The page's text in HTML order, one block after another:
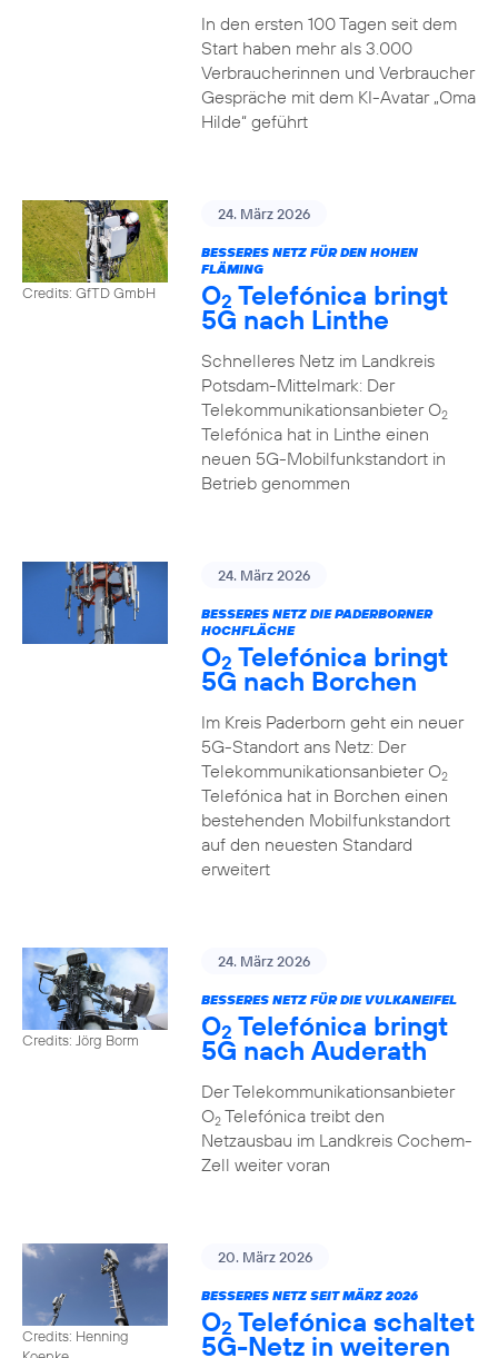
In den ersten 100 Tagen seit dem
Start haben mehr als 3.000
Verbraucherinnen und Verbraucher
Gespräche mit dem KI-Avatar „Oma
Hilde“ geführt
Credits: GfTD GmbH
24. März 2026
BESSERES NETZ FÜR DEN HOHEN
FLÄMING
O2 Telefónica bringt
5G nach Linthe
Schnelleres Netz im Landkreis
Potsdam-Mittelmark: Der
Telekommunikationsanbieter O2
Telefónica hat in Linthe einen
neuen 5G-Mobilfunkstandort in
Betrieb genommen
24. März 2026
BESSERES NETZ DIE PADERBORNER
HOCHFLÄCHE
O2 Telefónica bringt
5G nach Borchen
Im Kreis Paderborn geht ein neuer
5G-Standort ans Netz: Der
Telekommunikationsanbieter O2
Telefónica hat in Borchen einen
bestehenden Mobilfunkstandort
auf den neuesten Standard
erweitert
Credits: Jörg Borm
24. März 2026
BESSERES NETZ FÜR DIE VULKANEIFEL
O2 Telefónica bringt
5G nach Auderath
Der Telekommunikationsanbieter
O2Telefónica treibt den
Netzausbau im Landkreis Cochem-
Zell weiter voran
Credits: Henning
20. März 2026
BESSERES NETZ SEIT MÄRZ 2026
O2 Telefónica schaltet
5G-Netz in weiteren